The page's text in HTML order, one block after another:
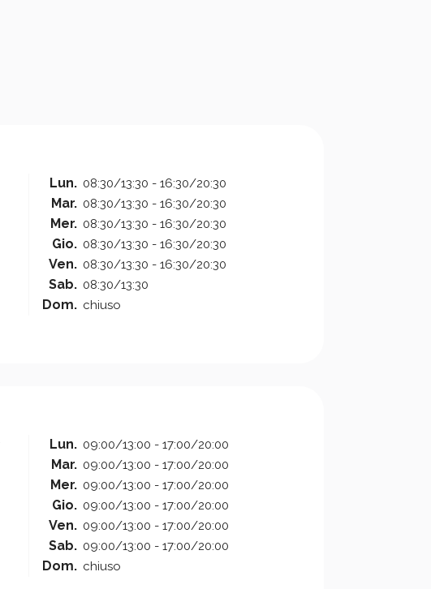
Lun. 08:30/13:30 - 16:30/20:30
Mar. 08:30/13:30 - 16:30/20:30
Mer. 08:30/13:30 - 16:30/20:30
Gio. 08:30/13:30 - 16:30/20:30
Ven. 08:30/13:30 - 16:30/20:30
Sab. 08:30/13:30
Dom. chiuso
Lun. 09:00/13:00 - 17:00/20:00
Mar. 09:00/13:00 - 17:00/20:00
Mer. 09:00/13:00 - 17:00/20:00
Gio. 09:00/13:00 - 17:00/20:00
Ven. 09:00/13:00 - 17:00/20:00
Sab. 09:00/13:00 - 17:00/20:00
Dom. chiuso